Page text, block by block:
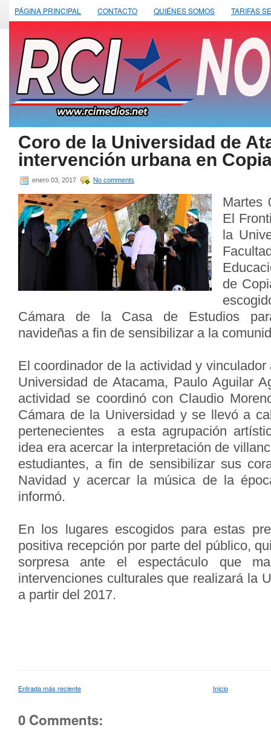
PÁGINA PRINCIPAL CONTACTO QUIÉNES SOMOS TARIFAS
Coro de la Universidad de
intervención urbana en
enero 03, 2017 No comments
Martes
El
la
de
Cámara de la Casa de Estudios
navideñas a fin de sensibilizar a la
El coordinador de la actividad y
Universidad de Atacama, Paulo Aguilar
actividad se coordinó con Claudio
Cámara de la Universidad y se llevó a
pertenecientes a esta agrupación
idea era acercar la interpretación de
estudiantes, a fin de sensibilizar sus
Navidad y acercar la música de la
informó.
En los lugares escogidos para estas
positiva recepción por parte del público,
sorpresa ante el espectáculo que
intervenciones culturales que realizará la
a partir del 2017.
Entrada más reciente Inicio
0 Comments: